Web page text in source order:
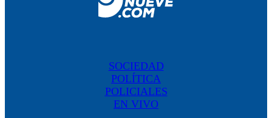
SOCIEDAD
POLÍTICA
POLICIALES
EN VIVO